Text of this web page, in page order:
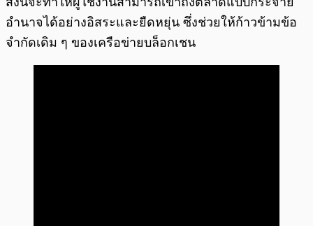
อำนาจได้อย่างอิสระและยืดหยุ่น ซึ่งช่วยให้ก้าวข้ามข้อ
จำกัดเดิม ๆ ของเครือข่ายบล็อกเชน